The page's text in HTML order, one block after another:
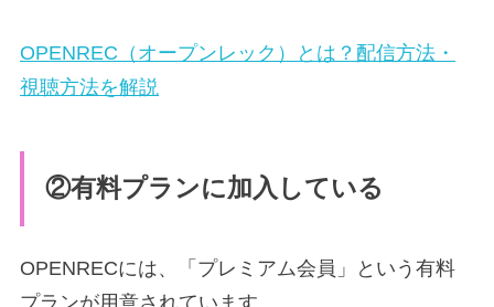
OPENREC（オープンレック）とは？配信方法・
視聴方法を解説
②有料プランに加入している
OPENRECには、「プレミアム会員」という有料